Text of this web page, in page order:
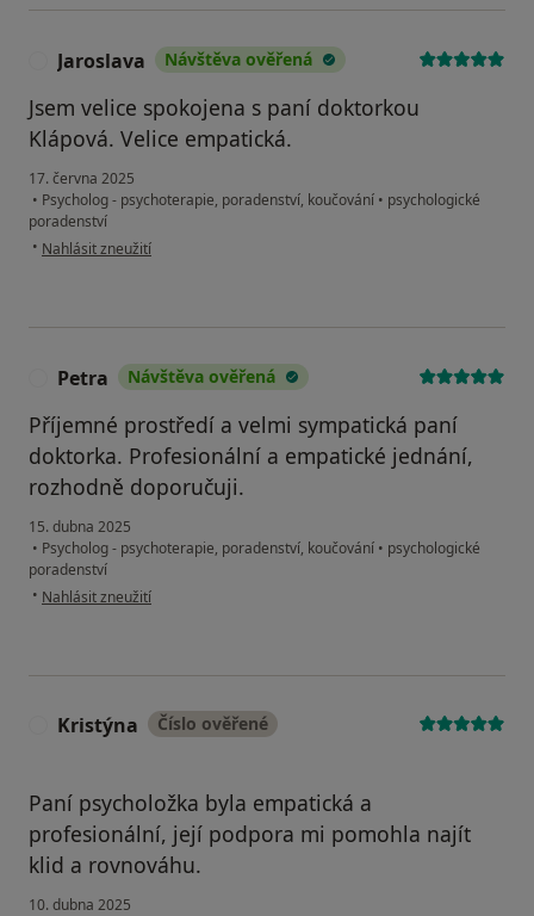
Jaroslava Návštěva ověřená
Jsem velice spokojena s paní doktorkou
Klápová. Velice empatická.
17. června 2025
• Psycholog - psychoterapie, poradenství, koučování • psychologické
poradenství
• podle názoru uživatele Jaroslava
Nahlásit zneužití
Petra Návštěva ověřená
Příjemné prostředí a velmi sympatická paní
doktorka. Profesionální a empatické jednání,
rozhodně doporučuji.
15. dubna 2025
• Psycholog - psychoterapie, poradenství, koučování • psychologické
poradenství
• podle názoru uživatele Petra
Nahlásit zneužití
Kristýna Číslo ověřené
Paní psycholožka byla empatická a
profesionální, její podpora mi pomohla najít
klid a rovnováhu.
10. dubna 2025